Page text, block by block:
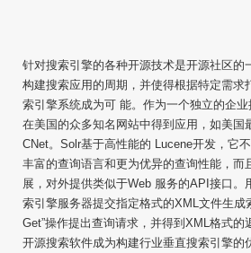
针对搜索引擎的各种开源技术是开源社区的
构建搜索应用的周期，并使得根据特定需求
索引擎系统成为可 能。作为一个独立的企
在美国的众多知名网站中得到应用，如美国
CNet。Solr基于高性能的 Lucene开发，它
丰富的查询语言和更为优异的查询性能，而
展，对外提供类似于Web 服务的API接口。
索引擎服务器提交指定格式的XML文件生成
Get”操作提出查询请求，并得到XML格式的
开源搜索软件成为构建行业垂直搜索引擎的